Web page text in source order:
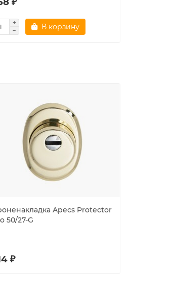
В корзину
Apecs Protector
50/27-G
₽